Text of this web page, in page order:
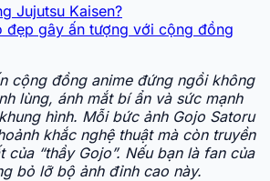
Jujutsu Kaisen?
đẹp gây ấn tượng với cộng đồng
cộng đồng anime đứng ngồi không
lùng, ánh mắt bí ẩn và sức mạnh
hình. Mỗi bức ảnh Gojo Satoru
khắc nghệ thuật mà còn truyền
của “thầy Gojo”. Nếu bạn là fan của
bỏ lỡ bộ ảnh đỉnh cao này.